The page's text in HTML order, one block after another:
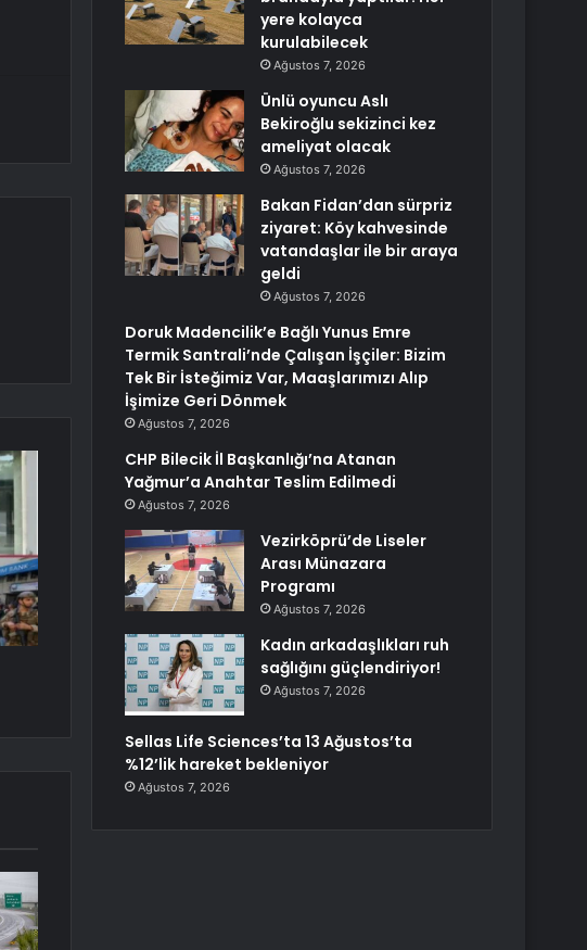
yere kolayca
kurulabilecek
Ağustos 7, 2026
Ünlü oyuncu Aslı
Bekiroğlu sekizinci kez
ameliyat olacak
Ağustos 7, 2026
Bakan Fidan’dan sürpriz
ziyaret: Köy kahvesinde
vatandaşlar ile bir araya
geldi
Ağustos 7, 2026
Doruk Madencilik’e Bağlı Yunus Emre
Termik Santrali’nde Çalışan İşçiler: Bizim
Tek Bir İsteğimiz Var, Maaşlarımızı Alıp
İşimize Geri Dönmek
Ağustos 7, 2026
CHP Bilecik İl Başkanlığı’na Atanan
Yağmur’a Anahtar Teslim Edilmedi
Ağustos 7, 2026
Vezirköprü’de Liseler
Arası Münazara
Programı
Ağustos 7, 2026
Kadın arkadaşlıkları ruh
sağlığını güçlendiriyor!
Ağustos 7, 2026
Sellas Life Sciences’ta 13 Ağustos’ta
%12’lik hareket bekleniyor
Ağustos 7, 2026